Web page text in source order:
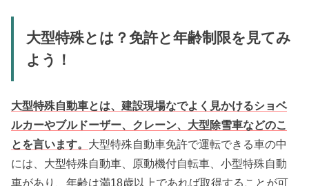
大型特殊とは？免許と年齢制限を見てみ
よう！
大型特殊自動車とは、建設現場なでよく見かけるショベ
ルカーやブルドーザー、クレーン、大型除雪車などのこ
とを言います。 大型特殊自動車免許で運転できる車の中
には、大型特殊自動車、原動機付自転車、小型特殊自動
車があり、年齢は満18歳以上であれば取得することが可